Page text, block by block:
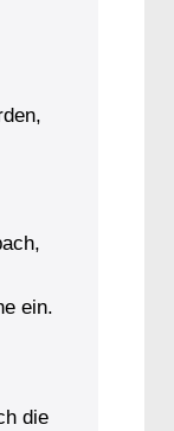
ein.
die